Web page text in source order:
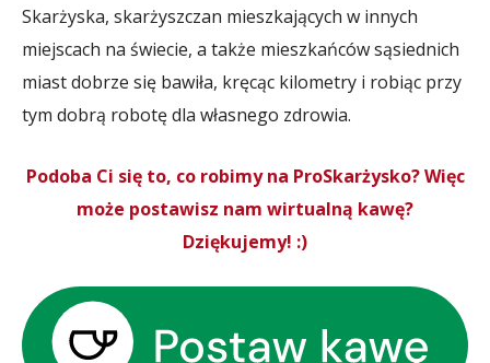
Skarżyska, skarżyszczan mieszkających w innych
miejscach na świecie, a także mieszkańców sąsiednich
miast dobrze się bawiła, kręcąc kilometry i robiąc przy
tym dobrą robotę dla własnego zdrowia.
Podoba Ci się to, co robimy na ProSkarżysko? Więc
może postawisz nam wirtualną kawę?
Dziękujemy! :)